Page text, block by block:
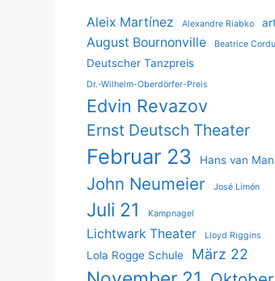
Aleix Martínez Alexandre Riabko
August Bournonville Beatrice
Deutscher Tanzpreis
Dr.-Wilhelm-Oberdörfer-Preis
Edvin Revazov
Ernst Deutsch Theater
Februar 23 Hans van
John Neumeier José Limón
Juli 21 Kampnagel
Lichtwark Theater Lloyd Riggins
Lola Rogge Schule März 22